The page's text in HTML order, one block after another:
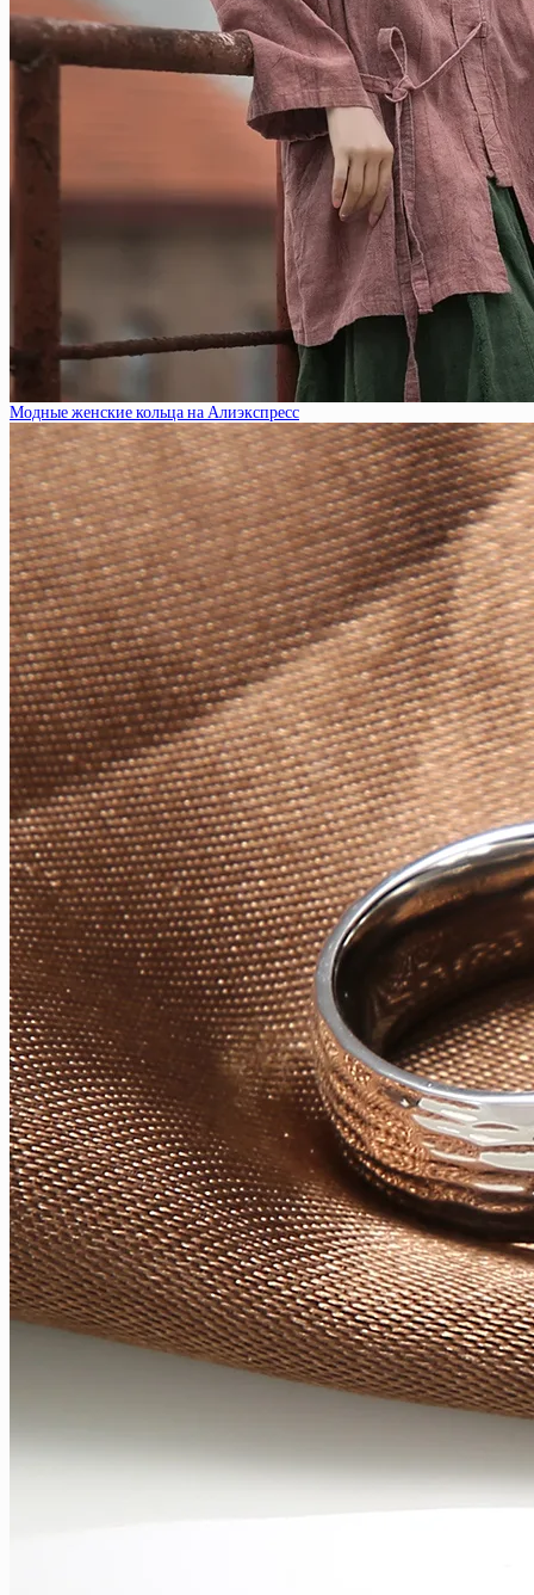
Модные женские кольца на Алиэкспресс